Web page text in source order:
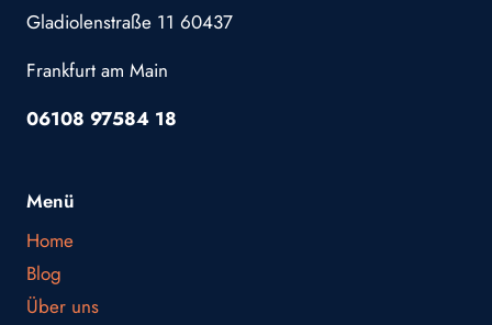
Gladiolenstraße 11 60437
Frankfurt am Main
06108 97584 18
Menü
Home
Blog
Über uns